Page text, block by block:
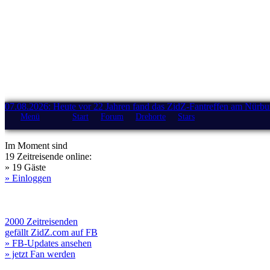
07.08.2026: Heute vor 22 Jahren fand das ZidZ-Fantreffen am
Menü Start Forum Drehorte Stars
Im Moment sind
19 Zeitreisende online:
» 19 Gäste
» Einloggen
2000 Zeitreisenden
gefällt ZidZ.com auf FB
» FB-Updates ansehen
» jetzt Fan werden